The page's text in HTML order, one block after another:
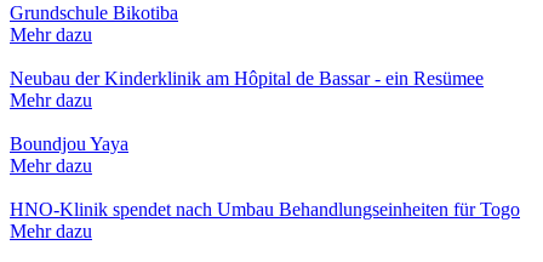
Grundschule Bikotiba
Mehr dazu
Neubau der Kinderklinik am Hôpital de Bassar - ein Resümee
Mehr dazu
Boundjou Yaya
Mehr dazu
HNO-Klinik spendet nach Umbau Behandlungseinheiten für Togo
Mehr dazu